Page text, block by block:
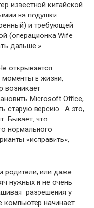
известной китайской
на подушки
и требующей
(операционка Wife
дальше »
открывается
моменты в жизни,
возникает
Microsoft Office,
старую версию. А это,
Бывает, что
нормального
«исправить»,
родители, или даже
нужных и не очень
разрешения у
компьютер начинает